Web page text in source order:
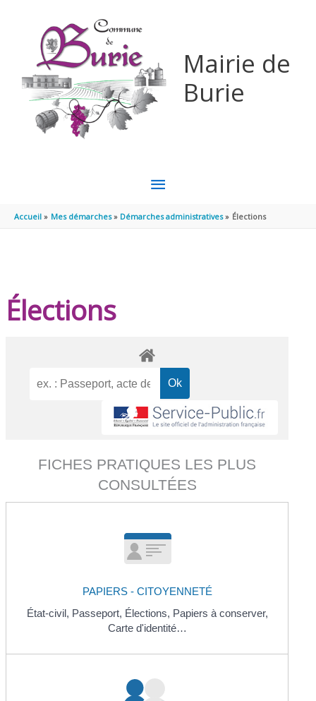
Mairie de
Burie
MENU
PRINCIPAL
Accueil Mes démarches Démarches administratives Élections
Élections
FICHES PRATIQUES LES PLUS
CONSULTÉES
PAPIERS - CITOYENNETÉ
État-civil, Passeport, Élections, Papiers à conserver,
Carte d'identité…